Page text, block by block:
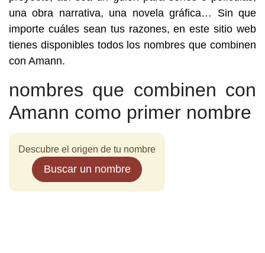
una obra narrativa, una novela gráfica… Sin que
importe cuáles sean tus razones, en este sitio web
tienes disponibles todos los nombres que combinen
con Amann.
nombres que combinen con
Amann como primer nombre
Descubre el origen de tu nombre
Buscar un nombre